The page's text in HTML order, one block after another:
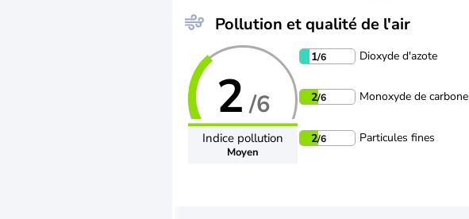
Pollution et qualité de l'air
2 /6
Indice pollution
Moyen
1/6 Dioxyde d'azote
2/6 Monoxyde de carbone
2/6 Particules fines